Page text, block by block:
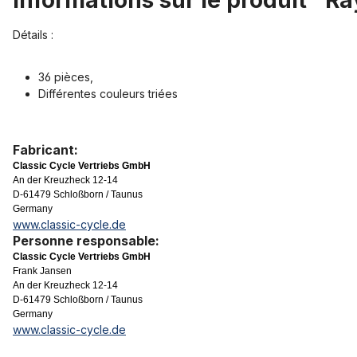
Détails :
36 pièces,
Différentes couleurs triées
Fabricant:
Classic Cycle Vertriebs GmbH
An der Kreuzheck 12-14
D-61479 Schloßborn / Taunus
Germany
www.classic-cycle.de
Personne responsable:
Classic Cycle Vertriebs GmbH
Frank Jansen
An der Kreuzheck 12-14
D-61479 Schloßborn / Taunus
Germany
www.classic-cycle.de